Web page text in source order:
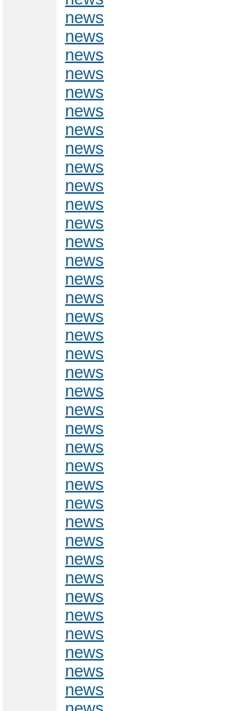
news
news
news
news
news
news
news
news
news
news
news
news
news
news
news
news
news
news
news
news
news
news
news
news
news
news
news
news
news
news
news
news
news
news
news
news
news